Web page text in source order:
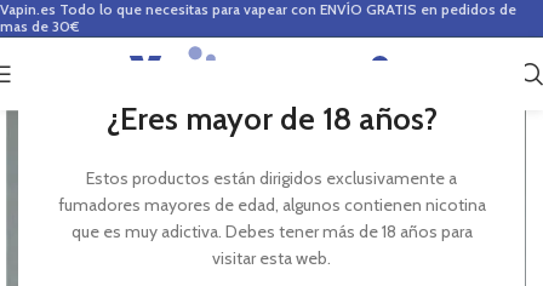
¿Eres mayor de 18 años?
Estos productos están dirigidos exclusivamente a
fumadores mayores de edad, algunos contienen nicotina
que es muy adictiva. Debes tener más de 18 años para
visitar esta web.
Vapin.es Todo lo que necesitas para vapear con ENVÍO GRATIS en pedidos de
mas de 30€
0